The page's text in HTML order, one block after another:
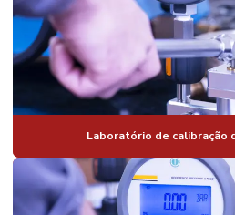
Laboratório de calibração